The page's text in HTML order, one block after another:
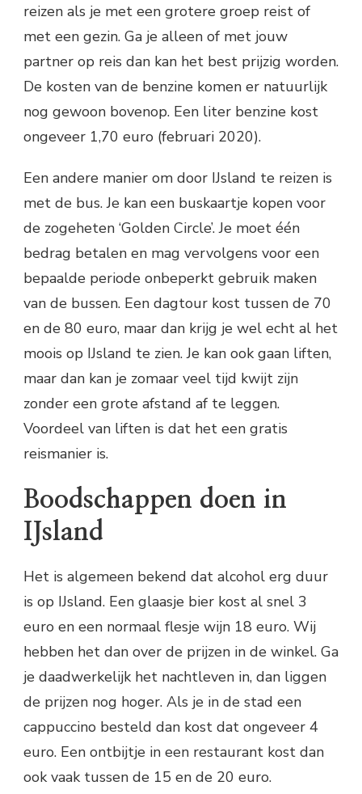
reizen als je met een grotere groep reist of
met een gezin. Ga je alleen of met jouw
partner op reis dan kan het best prijzig worden.
De kosten van de benzine komen er natuurlijk
nog gewoon bovenop. Een liter benzine kost
ongeveer 1,70 euro (februari 2020).
Een andere manier om door IJsland te reizen is
met de bus. Je kan een buskaartje kopen voor
de zogeheten ‘Golden Circle’. Je moet één
bedrag betalen en mag vervolgens voor een
bepaalde periode onbeperkt gebruik maken
van de bussen. Een dagtour kost tussen de 70
en de 80 euro, maar dan krijg je wel echt al het
moois op IJsland te zien. Je kan ook gaan liften,
maar dan kan je zomaar veel tijd kwijt zijn
zonder een grote afstand af te leggen.
Voordeel van liften is dat het een gratis
reismanier is.
Boodschappen doen in
IJsland
Het is algemeen bekend dat alcohol erg duur
is op IJsland. Een glaasje bier kost al snel 3
euro en een normaal flesje wijn 18 euro. Wij
hebben het dan over de prijzen in de winkel. Ga
je daadwerkelijk het nachtleven in, dan liggen
de prijzen nog hoger. Als je in de stad een
cappuccino besteld dan kost dat ongeveer 4
euro. Een ontbijtje in een restaurant kost dan
ook vaak tussen de 15 en de 20 euro.